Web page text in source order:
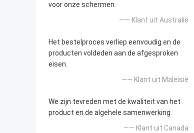
voor onze schermen.
—— Klant uit Australië
Het bestelproces verliep eenvoudig en de
producten voldeden aan de afgesproken
eisen.
—— Klant uit Maleisië
We zijn tevreden met de kwaliteit van het
product en de algehele samenwerking.
—— Klant uit Canada